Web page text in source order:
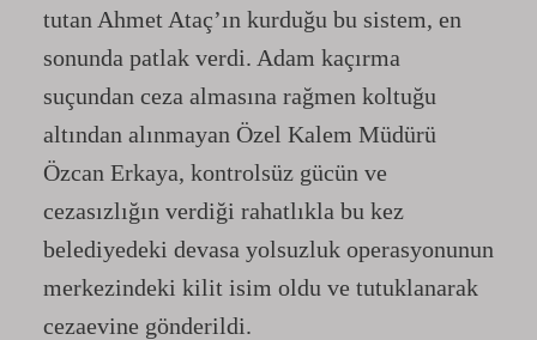
tutan Ahmet Ataç’ın kurduğu bu sistem, en
sonunda patlak verdi. Adam kaçırma
suçundan ceza almasına rağmen koltuğu
altından alınmayan Özel Kalem Müdürü
Özcan Erkaya, kontrolsüz gücün ve
cezasızlığın verdiği rahatlıkla bu kez
belediyedeki devasa yolsuzluk operasyonunun
merkezindeki kilit isim oldu ve tutuklanarak
cezaevine gönderildi.